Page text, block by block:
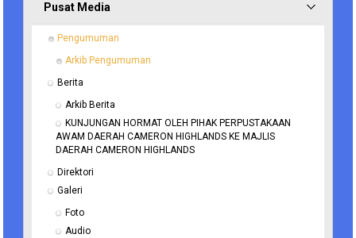
Pusat Media
Pengumuman
Arkib Pengumuman
Berita
Arkib Berita
KUNJUNGAN HORMAT OLEH PIHAK PERPUSTAKAAN
AWAM DAERAH CAMERON HIGHLANDS KE MAJLIS
DAERAH CAMERON HIGHLANDS
Direktori
Galeri
Foto
Audio